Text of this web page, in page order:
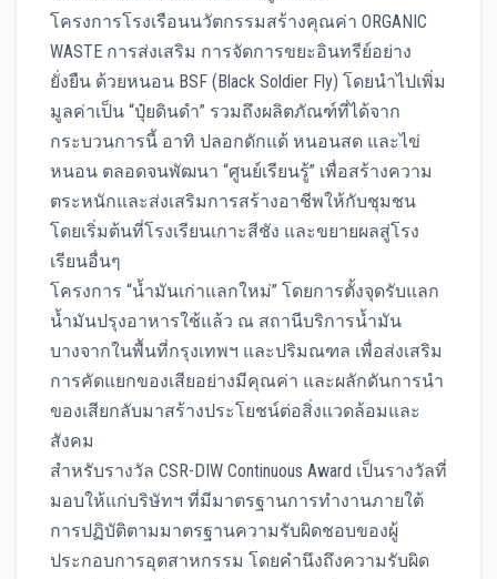
โครงการโรงเรือนนวัตกรรมสร้างคุณค่า ORGANIC
WASTE การส่งเสริม การจัดการขยะอินทรีย์อย่าง
ยั่งยืน ด้วยหนอน BSF (Black Soldier Fly) โดยนำไปเพิ่ม
มูลค่าเป็น “ปุ๋ยดินดำ” รวมถึงผลิตภัณฑ์ที่ได้จาก
กระบวนการนี้ อาทิ ปลอกดักแด้ หนอนสด และไข่
หนอน ตลอดจนพัฒนา “ศูนย์เรียนรู้” เพื่อสร้างความ
ตระหนักและส่งเสริมการสร้างอาชีพให้กับชุมชน
โดยเริ่มต้นที่โรงเรียนเกาะสีชัง และขยายผลสู่โรง
เรียนอื่นๆ
โครงการ “น้ำมันเก่าแลกใหม่” โดยการตั้งจุดรับแลก
น้ำมันปรุงอาหารใช้แล้ว ณ สถานีบริการน้ำมัน
บางจากในพื้นที่กรุงเทพฯ และปริมณฑล เพื่อส่งเสริม
การคัดแยกของเสียอย่างมีคุณค่า และผลักดันการนำ
ของเสียกลับมาสร้างประโยชน์ต่อสิ่งแวดล้อมและ
สังคม
สำหรับรางวัล CSR-DIW Continuous Award เป็นรางวัลที่
มอบให้แก่บริษัทฯ ที่มีมาตรฐานการทำงานภายใต้
การปฏิบัติตามมาตรฐานความรับผิดชอบของผู้
ประกอบการอุตสาหกรรม โดยคำนึงถึงความรับผิด